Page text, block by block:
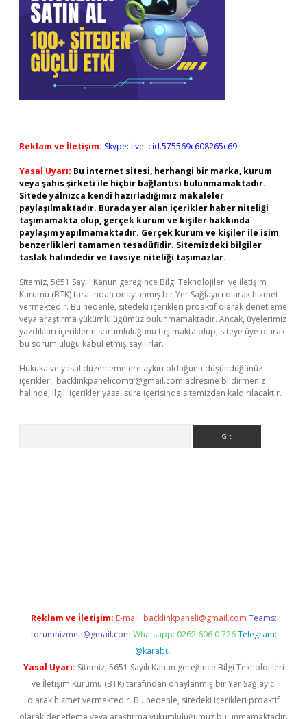
Reklam ve İletişim: Skype: live:.cid.575569c608265c69
Yasal Uyarı: Bu internet sitesi, herhangi bir marka, kurum
veya şahıs şirketi ile hiçbir bağlantısı bulunmamaktadır.
Sitede yalnızca kendi hazırladığımız makaleler
paylaşılmaktadır. Burada yer alan içerikler haber niteliği
taşımamakta olup, gerçek kurum ve kişiler hakkında
paylaşım yapılmamaktadır. Gerçek kurum ve kişiler ile isim
benzerlikleri tamamen tesadüfidir. Sitemizdeki bilgiler
taslak halindedir ve tavsiye niteliği taşımazlar.
Sitemiz, 5651 Sayılı Kanun gereğince Bilgi Teknolojileri ve İletişim
Kurumu (BTK) tarafından onaylanmış bir Yer Sağlayıcı olarak hizmet
vermektedir. Bu nedenle, sitedeki içerikleri proaktif olarak denetleme
veya araştırma yükümlülüğümüz bulunmamaktadır. Ancak, üyelerimiz
yazdıkları içeriklerin sorumluluğunu taşımakta olup, siteye üye olarak
bu sorumluluğu kabul etmiş sayılırlar.
Hukuka ve yasal düzenlemelere aykırı olduğunu düşündüğünüz
içerikleri, backlinkpanelicomtr@gmail.com adresine bildirmeniz
halinde, ilgili içerikler yasal süre içerisinde sitemizden kaldırılacaktır.
Reklam ve İletişim: E-mail: backlinkpaneli@gmail.com Teams:
forumhizmeti@gmail.com Whatsapp: 0262 606 0 726 Telegram:
@karabul
Yasal Uyarı: Sitemiz, 5651 Sayılı Kanun gereğince Bilgi Teknolojileri
ve İletişim Kurumu (BTK) tarafından onaylanmış bir Yer Sağlayıcı
olarak hizmet vermektedir. Bu nedenle, sitedeki içerikleri proaktif
olarak denetleme veya araştırma yükümlülüğümüz bulunmamaktadır.